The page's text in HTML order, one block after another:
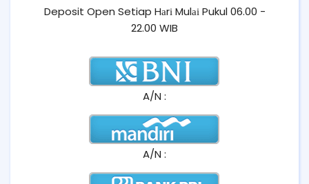
Deposit Open Setiap Hаrі Mulаі Pukul 06.00 -
22.00 WIB
A/N :
A/N :